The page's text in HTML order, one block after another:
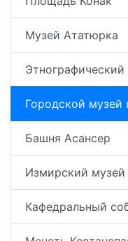
Музей Ататюрка
Этнографический
Городской музей
Башня Асансер
Измирский музей
Кафедральный